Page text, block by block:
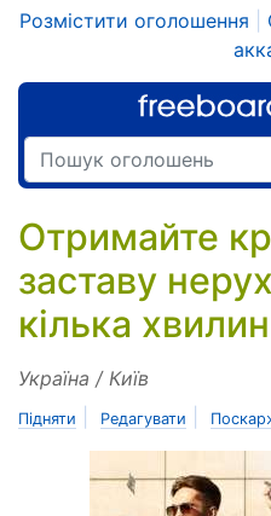
Розмістити оголошення
Отримайте
заставу
кілька
Україна / Київ
Підняти Редагувати